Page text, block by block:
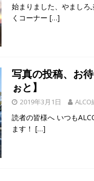
始まりました、やましろ
くコーナー […]
写真の投稿、お
ぉと】
2019年3月1日 ALCO
読者の皆様へ いつも
ます！ […]